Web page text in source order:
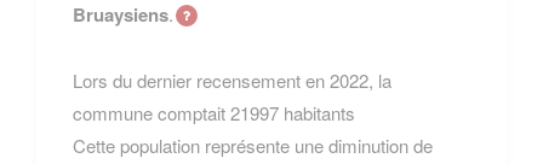
Bruaysiens.
Lors du dernier recensement en 2022, la
commune comptait 21997 habitants
Cette population représente une diminution de